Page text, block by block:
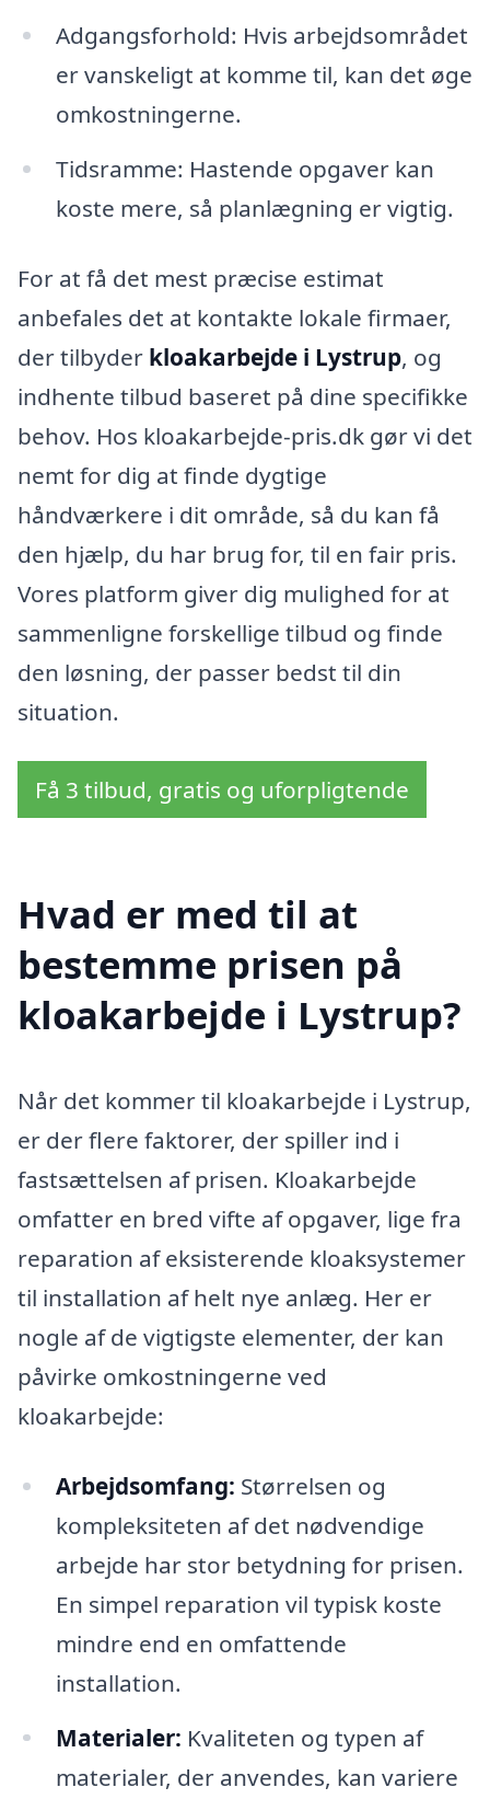
Adgangsforhold: Hvis arbejdsområdet
er vanskeligt at komme til, kan det øge
omkostningerne.
Tidsramme: Hastende opgaver kan
koste mere, så planlægning er vigtig.
For at få det mest præcise estimat
anbefales det at kontakte lokale firmaer,
der tilbyder kloakarbejde i Lystrup, og
indhente tilbud baseret på dine specifikke
behov. Hos kloakarbejde-pris.dk gør vi det
nemt for dig at finde dygtige
håndværkere i dit område, så du kan få
den hjælp, du har brug for, til en fair pris.
Vores platform giver dig mulighed for at
sammenligne forskellige tilbud og finde
den løsning, der passer bedst til din
situation.
Få 3 tilbud, gratis og uforpligtende
Hvad er med til at
bestemme prisen på
kloakarbejde i Lystrup?
Når det kommer til kloakarbejde i Lystrup,
er der flere faktorer, der spiller ind i
fastsættelsen af prisen. Kloakarbejde
omfatter en bred vifte af opgaver, lige fra
reparation af eksisterende kloaksystemer
til installation af helt nye anlæg. Her er
nogle af de vigtigste elementer, der kan
påvirke omkostningerne ved
kloakarbejde:
Arbejdsomfang: Størrelsen og
kompleksiteten af det nødvendige
arbejde har stor betydning for prisen.
En simpel reparation vil typisk koste
mindre end en omfattende
installation.
Materialer: Kvaliteten og typen af
materialer, der anvendes, kan variere